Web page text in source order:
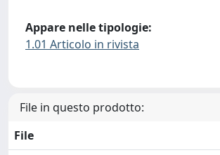
Appare nelle tipologie:
1.01 Articolo in rivista
File in questo prodotto:
File